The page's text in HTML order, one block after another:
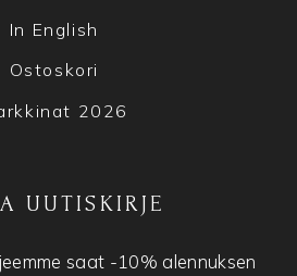
In English
Ostoskori
2026
UUTISKIRJE
saat -10% alennuksen